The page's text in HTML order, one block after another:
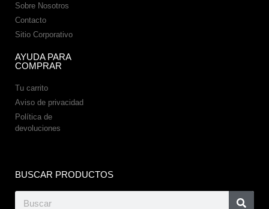
Sobre Nosotros
Contacto
Sitio Corporativo
AYUDA PARA
COMPRAR
Tu carrito
Aviso de privacidad
Política de
devoluciones
BUSCAR PRODUCTOS